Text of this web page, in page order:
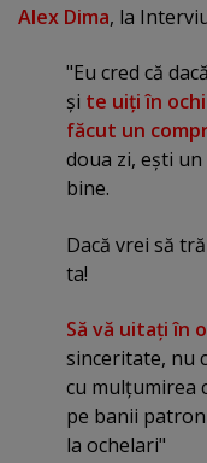
Alex Dima, la
"Eu cred că
şi te uiţi în
făcut un
doua zi, eşti
bine.
Dacă vrei să
ta!
Să vă uitaţi în
sinceritate, nu
cu mulţumirea
pe banii
la ochelari"